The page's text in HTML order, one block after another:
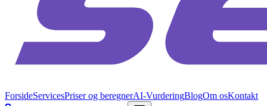
ForsideServicesPriser og beregnerAI-VurderingBlogOm osKontakt